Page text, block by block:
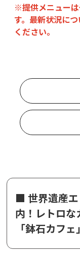
※提供メニュー
す。最新状況に
ください。
■ 世界遺産
内！レトロ
「鉢石カフ